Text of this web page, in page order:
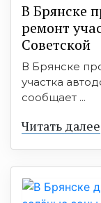
В Брянске
ремонт
Советской
В Брянске
участка
сообщает ...
Читать далее